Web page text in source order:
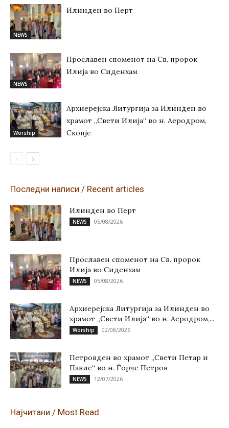
NEWS
Илинден во Перт
NEWS
Прославен споменот на Св. пророк
Илија во Сиденхам
Worship
Архиерејска Литургија за Илинден во
храмот „Свети Илија“ во н. Аеродром,
Скопје
Последни написи / Recent articles
Илинден во Перт
NEWS 05/08/2026
Прославен споменот на Св. пророк
Илија во Сиденхам
NEWS 05/08/2026
Архиерејска Литургија за Илинден во
храмот „Свети Илија“ во н. Аеродром,...
Worship 02/08/2026
Петровден во храмот „Свети Петар и
Павле“ во н. Ѓорче Петров
NEWS 12/07/2026
Најчитани / Most Read